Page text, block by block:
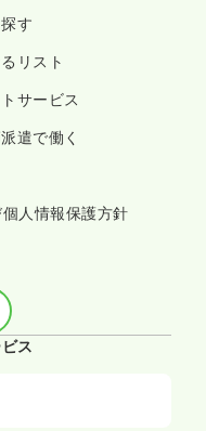
す
リスト
サービス
遣で働く
人情報保護方針
ス